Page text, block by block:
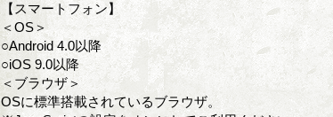
【スマートフォン】
＜OS＞
○Android 4.0以降
○iOS 9.0以降
＜ブラウザ＞
OSに標準搭載されているブラウザ。